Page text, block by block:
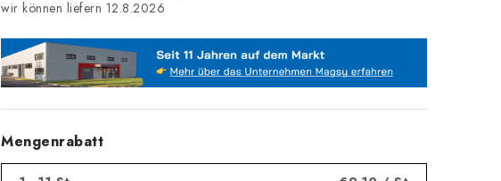
12.8.2026
Mengenrabatt